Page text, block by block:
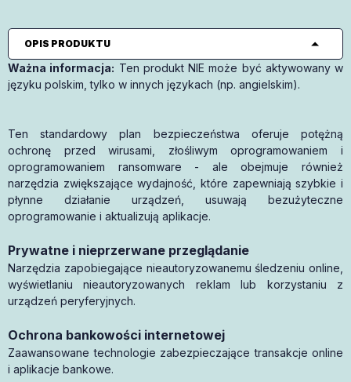
OPIS PRODUKTU
Ważna informacja: Ten produkt NIE może być aktywowany w
języku polskim, tylko w innych językach (np. angielskim).
Ten standardowy plan bezpieczeństwa oferuje potężną
ochronę przed wirusami, złośliwym oprogramowaniem i
oprogramowaniem ransomware - ale obejmuje również
narzędzia zwiększające wydajność, które zapewniają szybkie i
płynne działanie urządzeń, usuwają bezużyteczne
oprogramowanie i aktualizują aplikacje.
Prywatne i nieprzerwane przeglądanie
Narzędzia zapobiegające nieautoryzowanemu śledzeniu online,
wyświetlaniu nieautoryzowanych reklam lub korzystaniu z
urządzeń peryferyjnych.
Ochrona bankowości internetowej
Zaawansowane technologie zabezpieczające transakcje online
i aplikacje bankowe.